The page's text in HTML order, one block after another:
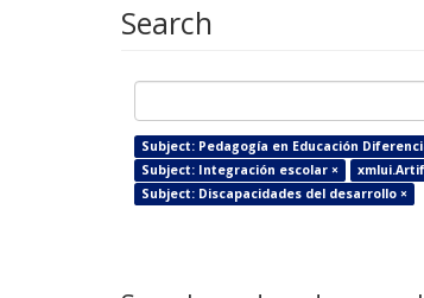
Search
Subject: Pedagogía en Educación
Subject: Integración escolar ×
Subject: Discapacidades del desarrollo ×